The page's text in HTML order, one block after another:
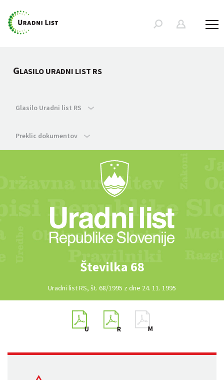
GLASILO URADNI LIST RS
Glasilo Uradni list RS
Preklic dokumentov
Številka 68
Uradni list RS, št. 68/1995 z dne 24. 11. 1995